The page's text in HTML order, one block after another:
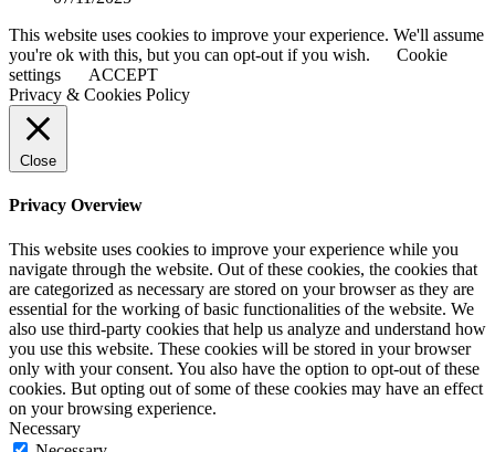
This website uses cookies to improve your experience. We'll assume
you're ok with this, but you can opt-out if you wish.
Cookie
settings
ACCEPT
Privacy & Cookies Policy
Close
Privacy Overview
This website uses cookies to improve your experience while you
navigate through the website. Out of these cookies, the cookies that
are categorized as necessary are stored on your browser as they are
essential for the working of basic functionalities of the website. We
also use third-party cookies that help us analyze and understand how
you use this website. These cookies will be stored in your browser
only with your consent. You also have the option to opt-out of these
cookies. But opting out of some of these cookies may have an effect
on your browsing experience.
Necessary